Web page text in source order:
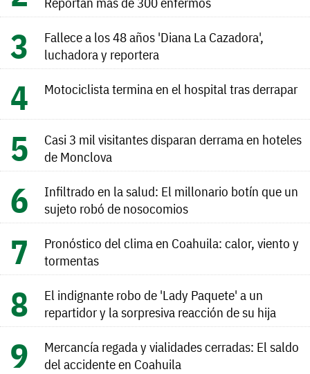
Fallece a los 48 años 'Diana La Cazadora',
luchadora y reportera
Motociclista termina en el hospital tras derrapar
Casi 3 mil visitantes disparan derrama en hoteles
de Monclova
Infiltrado en la salud: El millonario botín que un
sujeto robó de nosocomios
Pronóstico del clima en Coahuila: calor, viento y
tormentas
El indignante robo de 'Lady Paquete' a un
repartidor y la sorpresiva reacción de su hija
Mercancía regada y vialidades cerradas: El saldo
del accidente en Coahuila